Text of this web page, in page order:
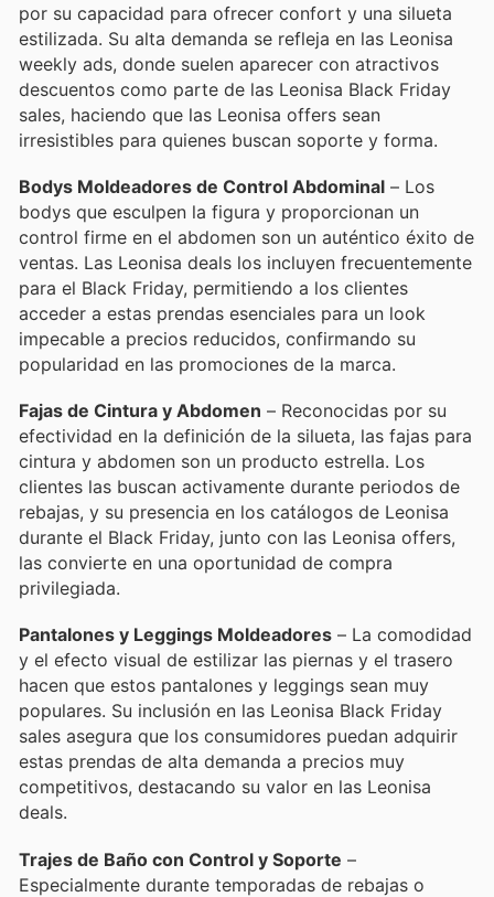
por su capacidad para ofrecer confort y una silueta
estilizada. Su alta demanda se refleja en las Leonisa
weekly ads, donde suelen aparecer con atractivos
descuentos como parte de las Leonisa Black Friday
sales, haciendo que las Leonisa offers sean
irresistibles para quienes buscan soporte y forma.
Bodys Moldeadores de Control Abdominal – Los
bodys que esculpen la figura y proporcionan un
control firme en el abdomen son un auténtico éxito de
ventas. Las Leonisa deals los incluyen frecuentemente
para el Black Friday, permitiendo a los clientes
acceder a estas prendas esenciales para un look
impecable a precios reducidos, confirmando su
popularidad en las promociones de la marca.
Fajas de Cintura y Abdomen – Reconocidas por su
efectividad en la definición de la silueta, las fajas para
cintura y abdomen son un producto estrella. Los
clientes las buscan activamente durante periodos de
rebajas, y su presencia en los catálogos de Leonisa
durante el Black Friday, junto con las Leonisa offers,
las convierte en una oportunidad de compra
privilegiada.
Pantalones y Leggings Moldeadores – La comodidad
y el efecto visual de estilizar las piernas y el trasero
hacen que estos pantalones y leggings sean muy
populares. Su inclusión en las Leonisa Black Friday
sales asegura que los consumidores puedan adquirir
estas prendas de alta demanda a precios muy
competitivos, destacando su valor en las Leonisa
deals.
Trajes de Baño con Control y Soporte –
Especialmente durante temporadas de rebajas o